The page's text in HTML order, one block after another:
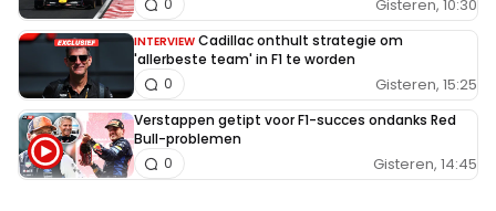
Gisteren, 10:30
0
INTERVIEW Cadillac onthult strategie om
'allerbeste team' in F1 te worden
Gisteren, 15:25
0
Verstappen getipt voor F1-succes ondanks Red
Bull-problemen
Gisteren, 14:45
0